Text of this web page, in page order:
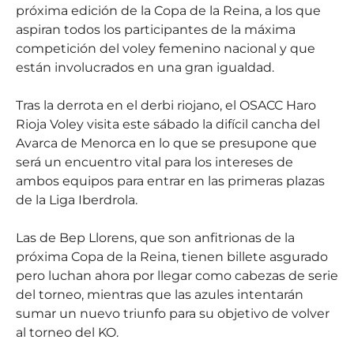
próxima edición de la Copa de la Reina, a los que
aspiran todos los participantes de la máxima
competición del voley femenino nacional y que
están involucrados en una gran igualdad.
Tras la derrota en el derbi riojano, el OSACC Haro
Rioja Voley visita este sábado la difícil cancha del
Avarca de Menorca en lo que se presupone que
será un encuentro vital para los intereses de
ambos equipos para entrar en las primeras plazas
de la Liga Iberdrola.
Las de Bep Llorens, que son anfitrionas de la
próxima Copa de la Reina, tienen billete asgurado
pero luchan ahora por llegar como cabezas de serie
del torneo, mientras que las azules intentarán
sumar un nuevo triunfo para su objetivo de volver
al torneo del KO.